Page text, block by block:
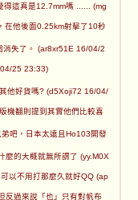
得這真是12.7mm嗎 ...... (mg
在他後面0.25km射擊了10秒
消失了。 (ar8xr51E 16/04/2
25 23:33)
他好貨嗎? (d5Xoji72 16/04/
機翻則提到其實他們比較喜
吧，日本太遠且Ho103開發
麼的大概就無所謂了 (yy.M0X
以不用打那麼久就好QQ (ap
反過來說「也」只有對帆布